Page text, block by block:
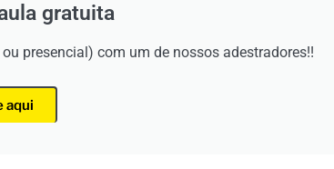
gratuita
presencial) com um de nossos adestradores!!
aqui